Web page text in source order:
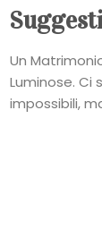
Un
Luminose. Ci
impossibili,